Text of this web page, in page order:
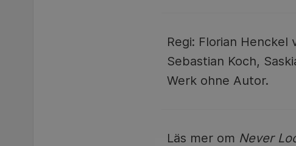
Regi: Florian Henckel
Sebastian Koch,
Werk ohne Autor.
Läs mer om Never